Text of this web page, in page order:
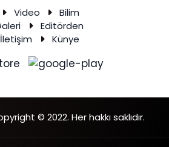
Video
Bilim
Editörden
İletişim Künye
© 2022. Her hakkı saklıdır.